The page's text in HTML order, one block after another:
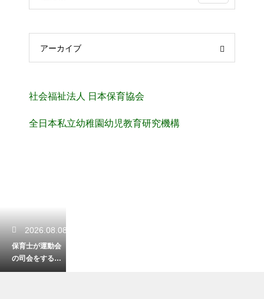
アーカイブ
社会福祉法人 日本保育協会
全日本私立幼稚園幼児教育研究機構
2026.08.08
保育士が運動会
の司会をするた
めの台本と例